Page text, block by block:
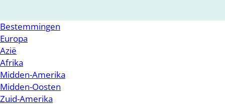
Bestemmingen
Europa
Azië
Afrika
Midden-Amerika
Midden-Oosten
Zuid-Amerika